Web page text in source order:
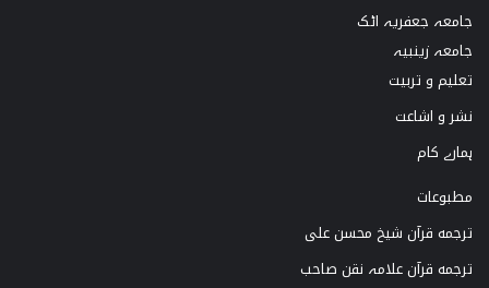
جامعہ جعفریہ اٹک
جامعہ زینبیہ
تعلیم و تربیت
نشر و اشاعت
ہمارے کام
مطبوعات
ترجمه قرآن شیخ محسن علی
ترجمه قرآن علامہ نقن صاحب